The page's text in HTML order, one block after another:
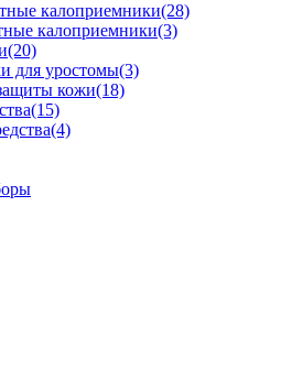
калоприемники(28)
калоприемники(3)
(20)
для уростомы(3)
кожи(18)
(15)
(4)